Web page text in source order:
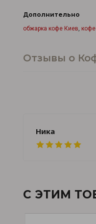
Дополнительно
обжарка кофе Киев, кофе
Отзывы о
Ника
С ЭТИМ